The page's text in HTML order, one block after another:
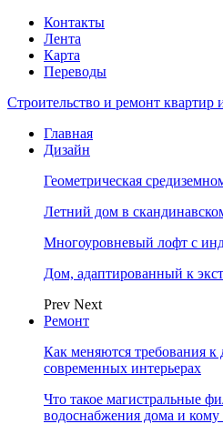
Контакты
Лента
Карта
Переводы
Строительство и ремонт квартир
Главная
Дизайн
Геометрическая
Летний дом в
Многоуровневый лофт с
Дом, адаптированный к
Prev Next
Ремонт
Как меняются требования
современных интерьерах
Что такое магистральные
водоснабжения дома и